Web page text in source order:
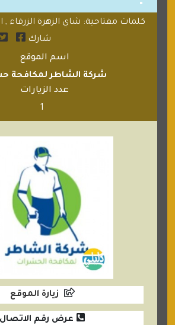
كلمات مفتاحية: شاي الزهرة الزرقاء ,
شارك
اسم الموقع
شركة الشاطر لمكافحة
عدد الزيارات
1
زيارة الموقع
عرض رقم الاتصال